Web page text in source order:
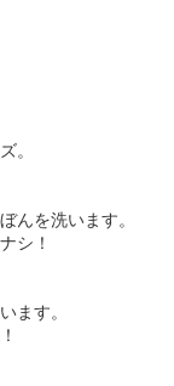
。
んを洗います。
シ！
ます。